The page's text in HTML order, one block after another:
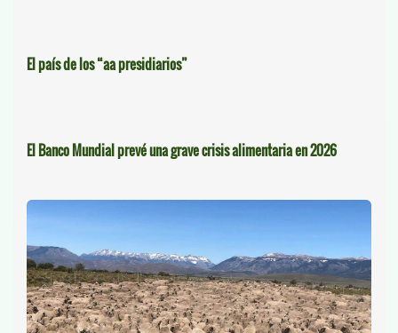
El país de los “aa presidiarios”
El Banco Mundial prevé una grave crisis alimentaria en 2026